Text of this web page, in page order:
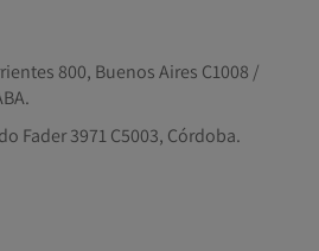
800, Buenos Aires C1008 /
Fader 3971 C5003, Córdoba.